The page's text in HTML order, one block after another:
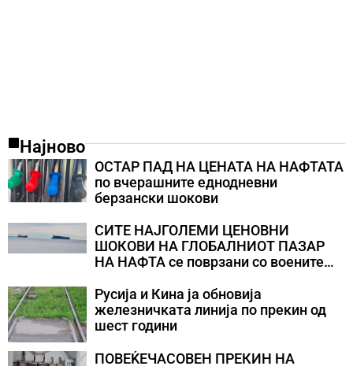
Најново
ОСТАР ПАД НА ЦЕНАТА НА НАФТАТА
по вчерашните еднодневни
берзански шокови
СИТЕ НАЈГОЛЕМИ ЦЕНОВНИ
ШОКОВИ НА ГЛОБАЛНИОТ ПАЗАР
НА НАФТА се поврзани со воените
Русија и Кина ја обновија
железничката линија по прекин од
шест години
ПОВЕЌЕЧАСОВЕН ПРЕКИН НА